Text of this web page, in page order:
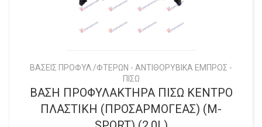
ΒΑΣΕΙΣ ΠΡΟΦΥΛ./ΦΤΕΡΩΝ - ΑΝΤΙΘΟΡΥΒΙΚΑ ΕΜΠΡΟΣ -
ΠΙΣΩ
ΒΑΣΗ ΠΡΟΦΥΛΑΚΤΗΡΑ ΠΙΣΩ ΚΕΝΤΡΟ
ΠΛΑΣΤΙΚΗ (ΠΡΟΣΑΡΜΟΓΕΑΣ) (M-